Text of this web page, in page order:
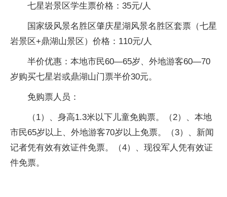
七星岩景区学生票价格：35元/人
国家级风景名胜区肇庆星湖风景名胜区套票（七星
岩景区+鼎湖山景区）价格：110元/人
半价优惠：本地市民60—65岁、外地游客60—70
岁购买七星岩或鼎湖山门票半价30元。
免购票人员：
（1）、身高1.3米以下儿童免购票。（2）、本地
市民65岁以上、外地游客70岁以上免票。（3）、新闻
记者凭有效有效证件免票。（4）、现役军人凭有效证
件免票。